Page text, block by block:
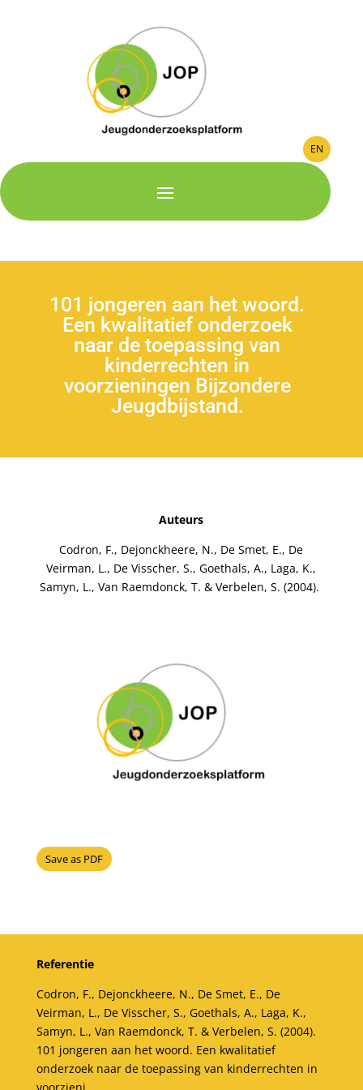
EN
101 jongeren aan het woord.
Een kwalitatief onderzoek
naar de toepassing van
kinderrechten in
voorzieningen Bijzondere
Jeugdbijstand.
Auteurs
Codron, F., Dejonckheere, N., De Smet, E., De
Veirman, L., De Visscher, S., Goethals, A., Laga, K.,
Samyn, L., Van Raemdonck, T. & Verbelen, S. (2004).
Save as PDF
Referentie
Codron, F., Dejonckheere, N., De Smet, E., De
Veirman, L., De Visscher, S., Goethals, A., Laga, K.,
Samyn, L., Van Raemdonck, T. & Verbelen, S. (2004).
101 jongeren aan het woord. Een kwalitatief
onderzoek naar de toepassing van kinderrechten in